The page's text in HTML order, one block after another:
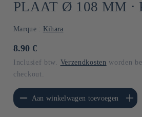
PLAAT Ø 108 MM ⋅
Marque : Kihara
Normale
8.90 €
Inclusief btw. Verzendkosten worden
checkout.
voor Default
Title
Aan winkelwagen toevoegen
Aantal verhogen
Title